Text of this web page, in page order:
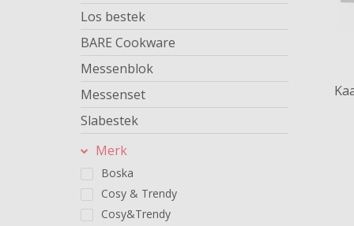
Los bestek
BARE Cookware
Messenblok
Messenset
Slabestek
Merk
Boska
Cosy & Trendy
Cosy&Trendy